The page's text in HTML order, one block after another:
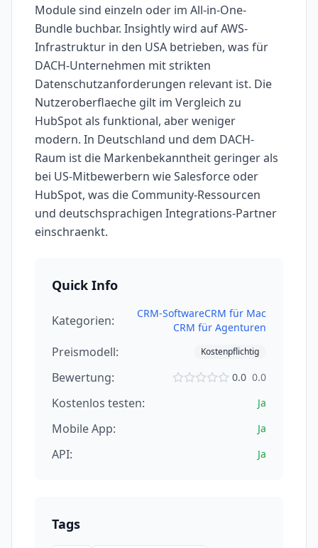
Module sind einzeln oder im All-in-One-
Bundle buchbar. Insightly wird auf AWS-
Infrastruktur in den USA betrieben, was für
DACH-Unternehmen mit strikten
Datenschutzanforderungen relevant ist. Die
Nutzeroberflaeche gilt im Vergleich zu
HubSpot als funktional, aber weniger
modern. In Deutschland und dem DACH-
Raum ist die Markenbekanntheit geringer als
bei US-Mitbewerbern wie Salesforce oder
HubSpot, was die Community-Ressourcen
und deutschsprachigen Integrations-Partner
einschraenkt.
Quick Info
Kategorien: CRM-SoftwareCRM für Mac
CRM für Agenturen
Preismodell: Kostenpflichtig
Bewertung: 0.0 0.0
Kostenlos testen: Ja
Mobile App: Ja
API: Ja
Tags